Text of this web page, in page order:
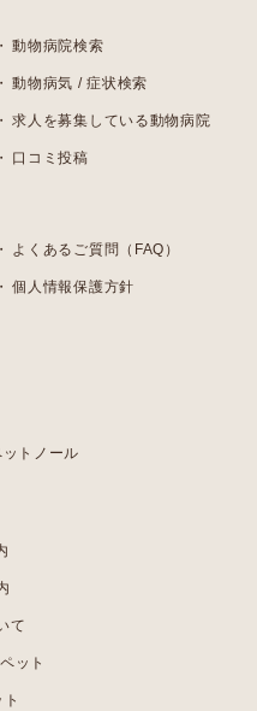
動物病院検索
動物病気 / 症状検索
求人を募集している動物病院
口コミ投稿
よくあるご質問（FAQ）
個人情報保護方針
トノール
て
ット